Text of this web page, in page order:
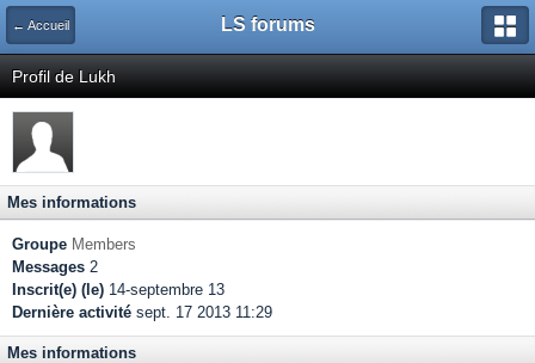
← Accueil LS forums
Profil de Lukh
Mes informations
Groupe Members
Messages 2
Inscrit(e) (le) 14-septembre 13
Dernière activité sept. 17 2013 11:29
Mes informations